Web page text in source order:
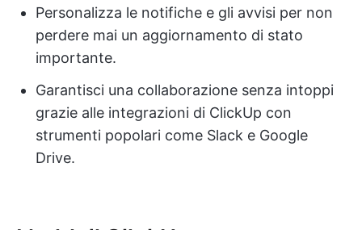
Personalizza le notifiche e gli avvisi per non
perdere mai un aggiornamento di stato
importante.
Garantisci una collaborazione senza intoppi
grazie alle integrazioni di ClickUp con
strumenti popolari come Slack e Google
Drive.